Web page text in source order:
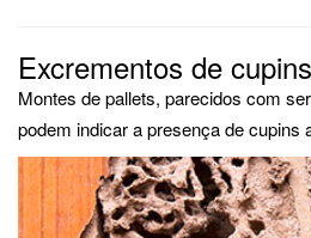
Excrementos de cupins
Montes de pallets, parecidos com
podem indicar a presença de cupins